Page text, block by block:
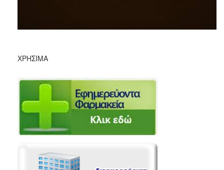
ΧΡΉΣΙΜΑ